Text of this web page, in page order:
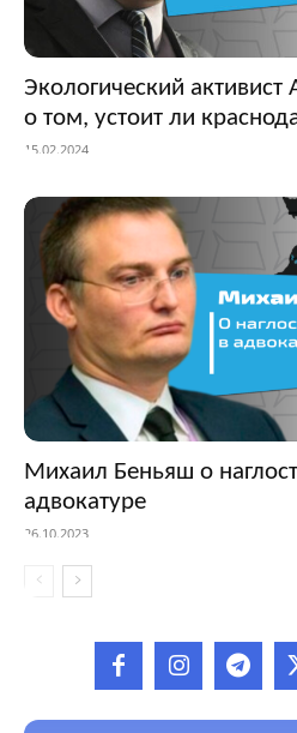
Экологический
о том, устоит ли
15.02.2024
Михаил Беньяш о
адвокатуре
26.10.2023